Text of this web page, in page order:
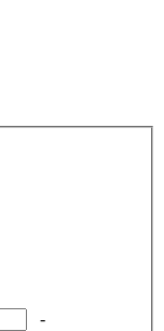
-